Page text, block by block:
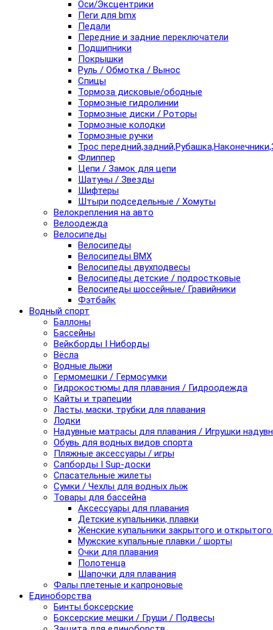
Оси/Эксцентрики
Пеги для bmx
Педали
Передние и задние переключатели
Подшипники
Покрышки
Руль / Обмотка / Вынос
Спицы
Тормоза дисковые/ободные
Тормозные гидролинии
Тормозные диски / Роторы
Тормозные колодки
Тормозные ручки
Трос
Флиппер
Цепи / Замок для цепи
Шатуны / Звезды
Шифтеры
Штыри подседельные / Хомуты
Велокрепления на авто
Велоодежда
Велосипеды
Велосипеды
Велосипеды BMX
Велосипеды двухподвесы
Велосипеды детские / подростковые
Велосипеды шоссейные/ Гравийники
Фэтбайк
Водный спорт
Баллоны
Бассейны
Вейкборды I Ниборды
Вёсла
Водные лыжи
Гермомешки / Гермосумки
Гидрокостюмы для плавания / Гидроодежда
Кайты и трапеции
Ласты, маски, трубки для плавания
Лодки
Надувные матрасы для плавания / Игрушки
Обувь для водных видов спорта
Пляжные аксессуары / игры
Сапборды I Sup-доски
Спасательные жилеты
Сумки / Чехлы для водных лыж
Товары для бассейна
Аксессуары для плавания
Детские купальники, плавки
Женские купальники закрытого и
Мужские купальные плавки / шорты
Очки для плавания
Полотенца
Шапочки для плавания
Фалы плетеные и капроновые
Единоборства
Бинты боксерские
Боксерские мешки / Груши / Подвесы